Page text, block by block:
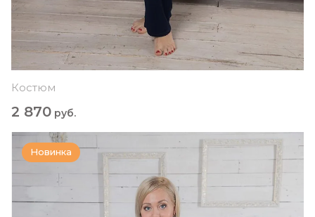
Костюм
2 870 руб.
Новинка